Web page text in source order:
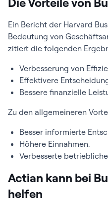
Ein Bericht der Harvard
Bedeutung von
zitiert die folgenden
Verbesserung von
Effektivere
Bessere finanzielle
Zu den allgemeineren
Besser informierte
Höhere Einnahmen.
Verbesserte
Actian kann bei
helfen